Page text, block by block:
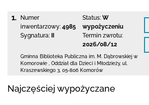
1.
Numer
inwentarzowy: 4985
Sygnatura:
Status: W
wypożyczeniu
Termin zwrotu:
2026/08/12
Gminna Biblioteka Publiczna im. M. Dąbrowskiej w
Komorowie
Oddział dla Dzieci i Młodzieży, ul.
Kraszewskiego 3 05-806 Komorów
Najczęściej wypożyczane